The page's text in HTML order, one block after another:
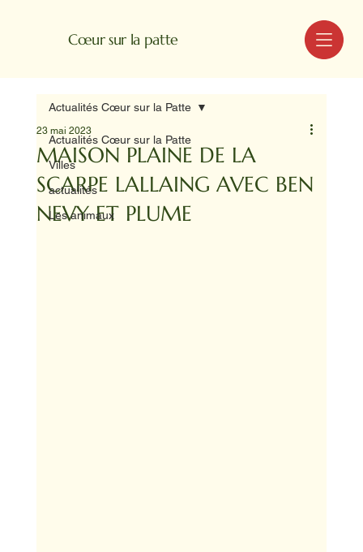
Cœur sur la patte MENU
Actualités Cœur sur la Patte
Villes
actualités
Les animaux
Actualités Cœur sur la Patte
MAISON PLAINE DE LA
SCARPE LALLAING AVEC BEN
NEVY ET PLUME
23 mai 2023